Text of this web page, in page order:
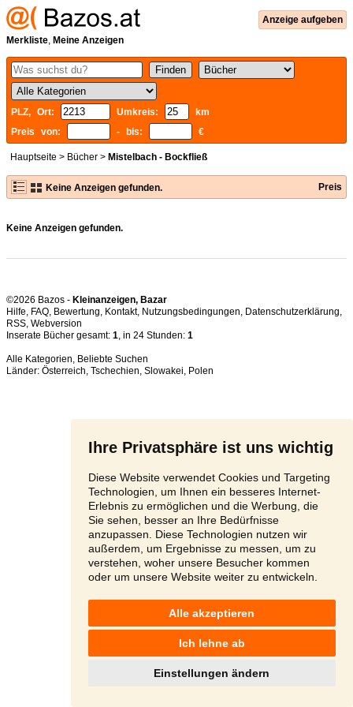
Ihre Privatsphäre ist uns wichtig
Diese Website verwendet Cookies und Targeting
Technologien, um Ihnen ein besseres Internet-
Erlebnis zu ermöglichen und die Werbung, die
Sie sehen, besser an Ihre Bedürfnisse
anzupassen. Diese Technologien nutzen wir
außerdem, um Ergebnisse zu messen, um zu
verstehen, woher unsere Besucher kommen
oder um unsere Website weiter zu entwickeln.
Alle akzeptieren
Ich lehne ab
Einstellungen ändern
Anzeige aufgeben
Merkliste, Meine Anzeigen
PLZ, Ort: Umkreis:
km
Preis von:
- bis: €
Hauptseite > Bücher > Mistelbach - Bockfließ
Keine Anzeigen gefunden. Preis
Keine Anzeigen gefunden.
©2026 Bazos - Kleinanzeigen, Bazar
Hilfe, FAQ, Bewertung, Kontakt, Nutzungsbedingungen, Datenschutzerklärung,
RSS,
Inserate Bücher gesamt: 1, in 24 Stunden: 1
Alle Kategorien, Beliebte Suchen
Länder: Österreich, Tschechien, Slowakei, Polen